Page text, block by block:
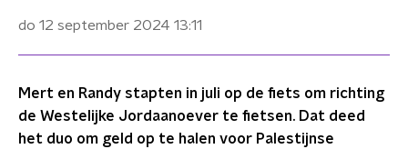
do 12 september 2024 13:11
Mert en Randy stapten in juli op de fiets om richting
de Westelijke Jordaanoever te fietsen. Dat deed
het duo om geld op te halen voor Palestijnse